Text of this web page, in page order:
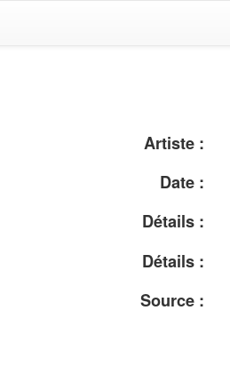
Artiste :
Date :
Détails :
Détails :
Source :